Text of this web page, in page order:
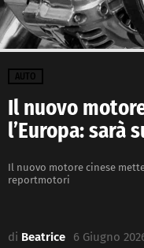
AUTO
Il nuovo
l’Europa: sarà
Il nuovo motore cinese
reportmotori
di Beatrice 6 Giugno